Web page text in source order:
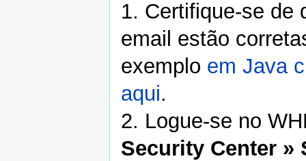
1. Certifique-se de
email estão
exemplo em Java
aqui.
2. Logue-se no
Security Center »